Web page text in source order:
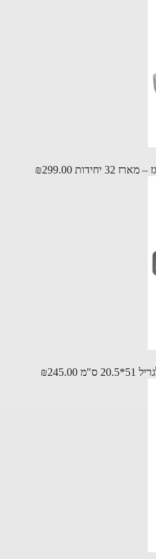
₪299.00
₪245.00